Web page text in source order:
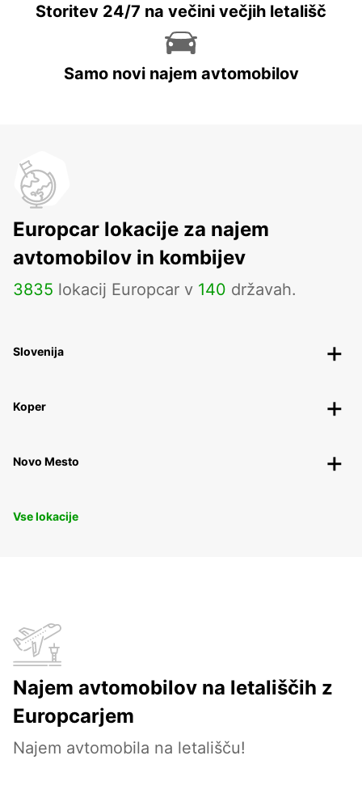
Storitev 24/7 na večini večjih letališč
Samo novi najem avtomobilov
Europcar lokacije za najem
avtomobilov in kombijev
3835 lokacij Europcar v 140 državah.
Slovenija
Koper
Novo Mesto
Vse lokacije
Najem avtomobilov na letališčih z
Europcarjem
Najem avtomobila na letališču!